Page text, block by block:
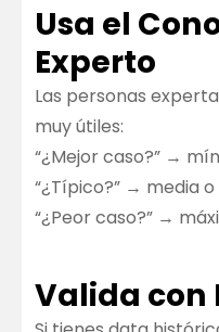
Usa el
Experto
Las personas
muy útiles:
“¿Mejor caso?” →
“¿Típico?” → media
“¿Peor caso?” →
Valida con